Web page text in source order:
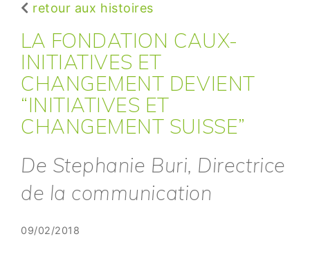
retour aux histoires
LA FONDATION CAUX-
INITIATIVES ET
CHANGEMENT DEVIENT
“INITIATIVES ET
CHANGEMENT SUISSE”
De Stephanie Buri, Directrice
de la communication
09/02/2018